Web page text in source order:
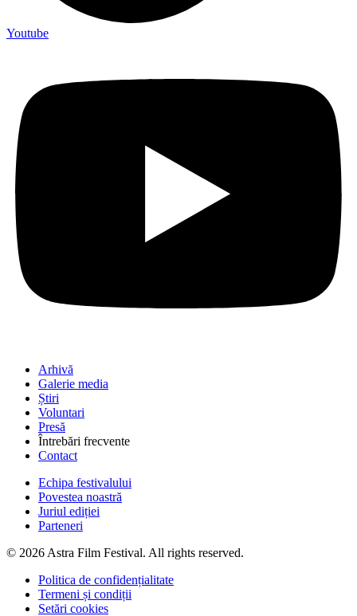
Youtube
Arhivă
Galerie media
Știri
Voluntari
Presă
Întrebări frecvente
Contact
Echipa festivalului
Povestea noastră
Juriul ediției
Parteneri
© 2026 Astra Film Festival. All rights reserved.
Politica de confidențialitate
Termeni și condiții
Setări cookies